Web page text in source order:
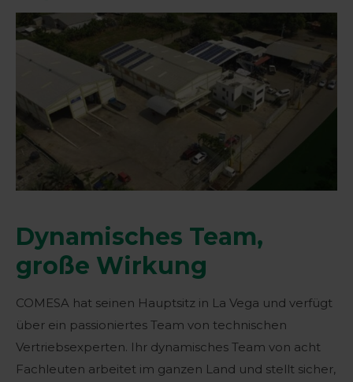
Dynamisches Team,
große Wirkung
COMESA hat seinen Hauptsitz in La Vega und verfügt
über ein passioniertes Team von technischen
Vertriebsexperten. Ihr dynamisches Team von acht
Fachleuten arbeitet im ganzen Land und stellt sicher,